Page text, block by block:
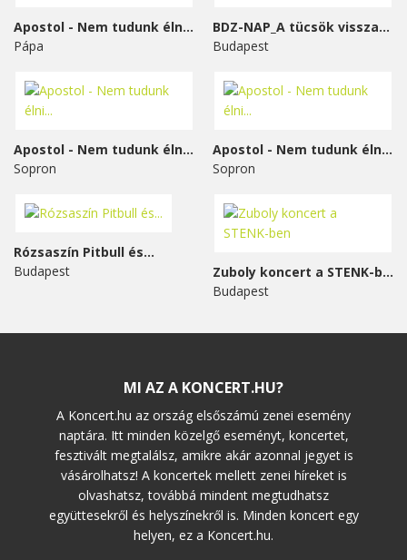
Apostol - Nem tudunk élni...
Pápa
BDZ-NAP_A tücsök visszavág
Budapest
Apostol - Nem tudunk élni...
Sopron
Apostol - Nem tudunk élni...
Sopron
Rózsaszín Pitbull és...
Budapest
Zuboly koncert a STENK-ben
Budapest
MI AZ A KONCERT.HU?
A Koncert.hu az ország elsőszámú zenei esemény
naptára. Itt minden közelgő eseményt, koncertet,
fesztivált megtalálsz, amikre akár azonnal jegyet is
vásárolhatsz! A koncertek mellett zenei híreket is
olvashatsz, továbbá mindent megtudhatsz
együttesekről és helyszínekről is. Minden koncert egy
helyen, ez a Koncert.hu.